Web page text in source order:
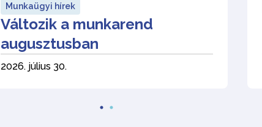
Munkaügyi hírek
Változik a munkarend
augusztusban
2026. július 30.